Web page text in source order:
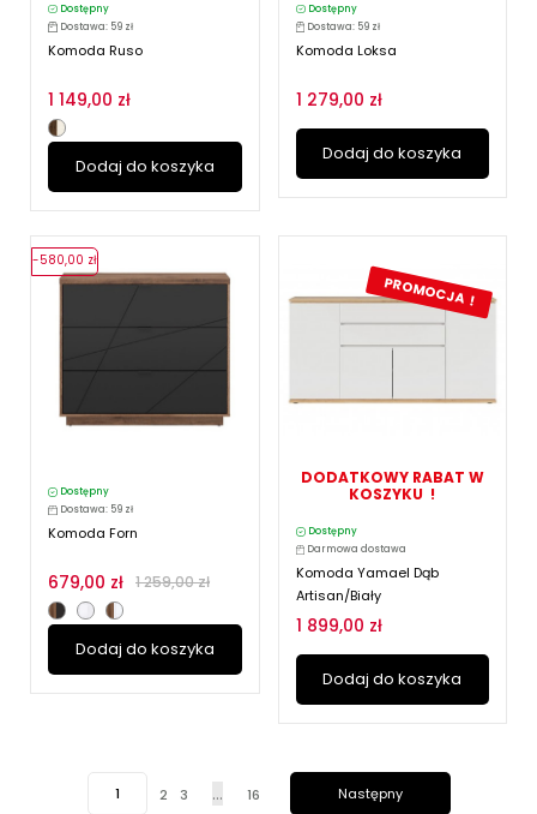
Dostępny
Dostawa: 59 zł
Komoda Ruso
1 149,00 zł
Dodaj do koszyka
Dostępny
Dostawa: 59 zł
Komoda Loksa
1 279,00 zł
Dodaj do koszyka
Dostępny
Dostawa: 59 zł
Komoda Forn
679,00 zł 1 259,00 zł
Dodaj do koszyka
-580,00 zł
PROMOCJA !
DODATKOWY RABAT W
KOSZYKU !
Dostępny
Darmowa dostawa
Komoda Yamael Dąb
Artisan/biały
1 899,00 zł
Dodaj do koszyka
1 2 3 … 16 Następny